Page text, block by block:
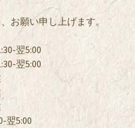
お願い申し上げます。
翌5:00
翌5:00
翌5:00